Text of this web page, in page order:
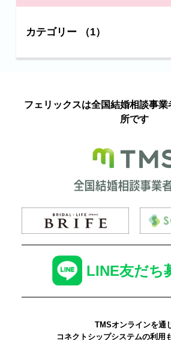
カテゴリー （1）
フェリックスは全国結婚相談事
所です
LINE友だち
TMSオンラインを通
コネクトシップシステムの利用